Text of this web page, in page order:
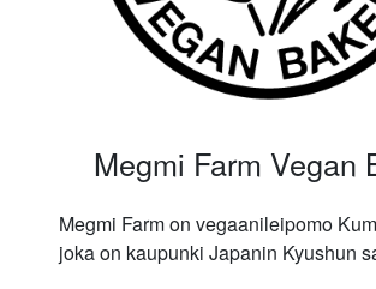
Megmi Farm Vegan
Megmi Farm on vegaanileipomo
joka on kaupunki Japanin Kyushun